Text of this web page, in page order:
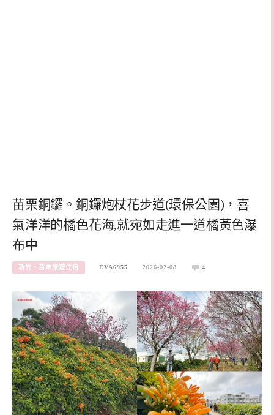
苗栗銅鑼。銅鑼炮杖花步道(環保公園)，喜
氣洋洋的橘色花海,就宛如走進一道橘黃色瀑
布中
新竹、苗栗旅遊住宿 EVA6955 2026-02-08 4